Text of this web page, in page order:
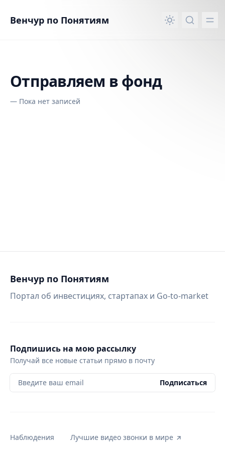
Венчур по Понятиям
Отправляем в фонд
— Пока нет записей
Венчур по Понятиям
Портал об инвестициях, стартапах и Go-to-market
Подпишись на мою рассылку
Получай все новые статьи прямо в почту
Введите ваш email Подписаться
Наблюдения
Лучшие видео звонки в мире